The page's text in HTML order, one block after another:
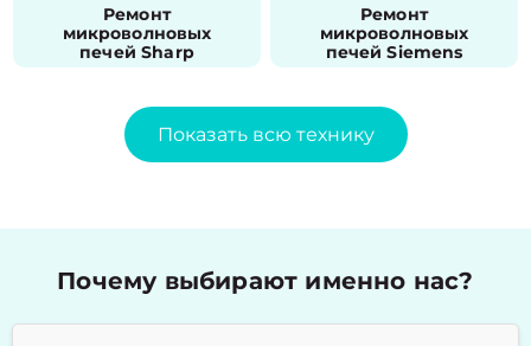
Ремонт
микроволновых
печей Sharp
Ремонт
микроволновых
печей Siemens
Показать всю технику
Почему выбирают именно нас?